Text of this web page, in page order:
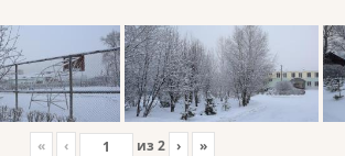
« ‹ из 2 › »